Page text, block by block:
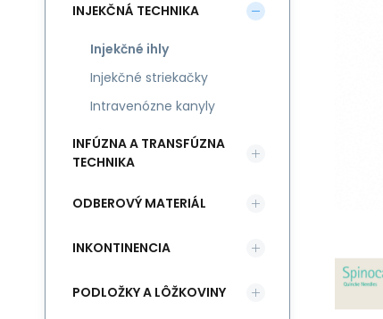
INJEKČNÁ TECHNIKA
Injekčné ihly
Injekčné striekačky
Intravenózne kanyly
INFÚZNA A TRANSFÚZNA
TECHNIKA
ODBEROVÝ MATERIÁL
INKONTINENCIA
PODLOŽKY A LÔŽKOVINY